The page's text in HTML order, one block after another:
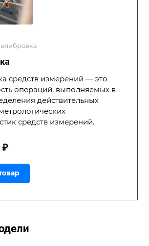
средств измерений — это
операций, выполняемых в
действительных
средств измерений.
₽